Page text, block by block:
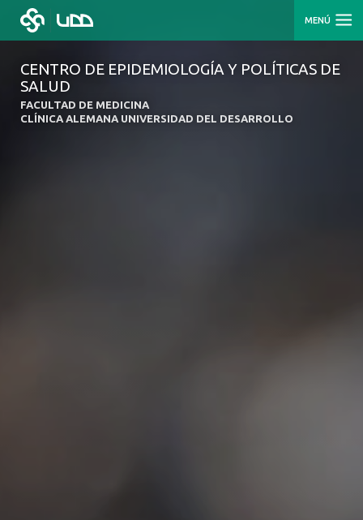
MENÚ
CENTRO DE EPIDEMIOLOGÍA Y POLÍTICAS DE
SALUD
FACULTAD DE MEDICINA
CLÍNICA ALEMANA UNIVERSIDAD DEL DESARROLLO